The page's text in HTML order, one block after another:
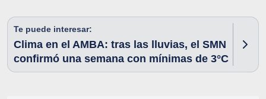
Te puede interesar:
Clima en el AMBA: tras las lluvias, el SMN
confirmó una semana con mínimas de 3°C